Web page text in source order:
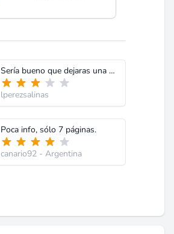
Sería bueno que dejaras una de la ubicaciones de las masas o tierras para completar el diagrama. Saludos! Bueno el aporte
lperezsalinas
Poca info, sólo 7 páginas.
canario92 - Argentina